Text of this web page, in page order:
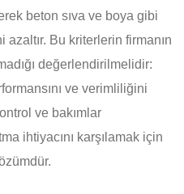
beton sıva ve boya gibi
Bu kriterlerin firmanın
değerlendirilmelidir:
ve verimliliğini
ve bakımlar
ihtiyacını karşılamak için